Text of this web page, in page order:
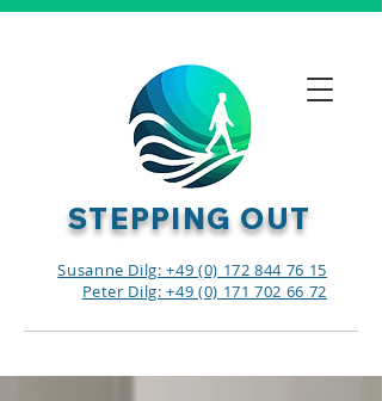
Peter Dilg: +49 (0) 171 702 66 72
Susanne Dilg: +49 (0) 172 844 76 15
STEPPING OUT